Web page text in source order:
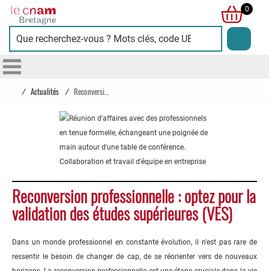
Cnam
Bretagne
0
/ Actualités /
Reconversion professionnelle : optez pour la
validation des études supérieures (VES)
Dans un monde professionnel en constante évolution, il n'est pas rare de
ressentir le besoin de changer de cap, de se réorienter vers de nouveaux